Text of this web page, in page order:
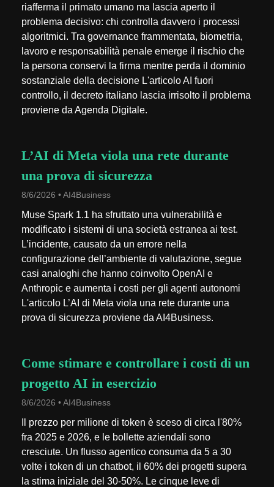
riafferma il primato umano ma lascia aperto il
problema decisivo: chi controlla davvero i processi
algoritmici. Tra governance frammentata, biometria,
lavoro e responsabilità penale emerge il rischio che
la persona conservi la firma mentre perda il dominio
sostanziale della decisione L'articolo AI fuori
controllo, il decreto italiano lascia irrisolto il problema
proviene da Agenda Digitale.
L’AI di Meta viola una rete durante
una prova di sicurezza
8/6/2026 • AI4Business
Muse Spark 1.1 ha sfruttato una vulnerabilità e
modificato i sistemi di una società estranea ai test.
L’incidente, causato da un errore nella
configurazione dell’ambiente di valutazione, segue
casi analoghi che hanno coinvolto OpenAI e
Anthropic e aumenta i costi per gli agenti autonomi
L'articolo L’AI di Meta viola una rete durante una
prova di sicurezza proviene da AI4Business.
Come stimare e controllare i costi di un
progetto AI in esercizio
8/6/2026 • AI4Business
Il prezzo per milione di token è sceso di circa l'80%
fra 2025 e 2026, e le bollette aziendali sono
cresciute. Un flusso agentico consuma da 5 a 30
volte i token di un chatbot, il 60% dei progetti supera
la stima iniziale del 30-50%. Le cinque leve di